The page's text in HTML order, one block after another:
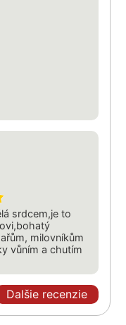
srdcem,je to
milovníkům
vůním a chutím
Dalšie recenzie